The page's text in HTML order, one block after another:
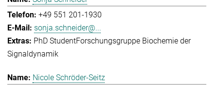
+49 551 201-1930
sonja.schneider@...
PhD StudentForschungsgruppe Biochemie der
Signaldynamik
Nicole Schröder-Seitz